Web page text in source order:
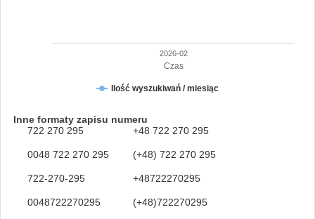
Czas
Ilość wyszukiwań / miesiąc
2026-02
Inne formaty zapisu numeru
722 270 295
+48 722 270 295
0048 722 270 295 (+48) 722 270 295
722-270-295 +48722270295
0048722270295 (+48)722270295